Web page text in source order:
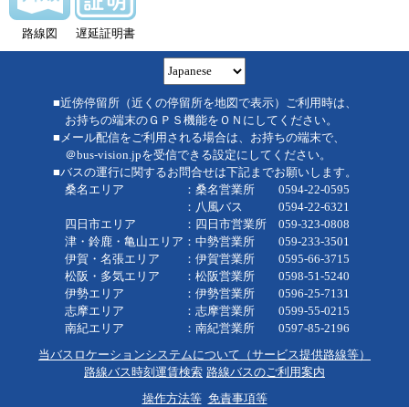
路線図 遅延証明書
■近傍停留所（近くの停留所を地図で表示）ご利用時は、
お持ちの端末のＧＰＳ機能をＯＮにしてください。
■メール配信をご利用される場合は、お持ちの端末で、
＠bus-vision.jpを受信できる設定にしてください。
■バスの運行に関するお問合せは下記までお願いします。
桑名エリア ：桑名営業所 0594-22-0595
：八風バス 0594-22-6321
四日市エリア ：四日市営業所 059-323-0808
津・鈴鹿・亀山エリア：中勢営業所 059-233-3501
伊賀・名張エリア ：伊賀営業所 0595-66-3715
松阪・多気エリア ：松阪営業所 0598-51-5240
伊勢エリア ：伊勢営業所 0596-25-7131
志摩エリア ：志摩営業所 0599-55-0215
南紀エリア ：南紀営業所 0597-85-2196
当バスロケーションシステムについて（サービス提供路線等）
路線バス時刻運賃検索 路線バスのご利用案内
操作方法等 免責事項等